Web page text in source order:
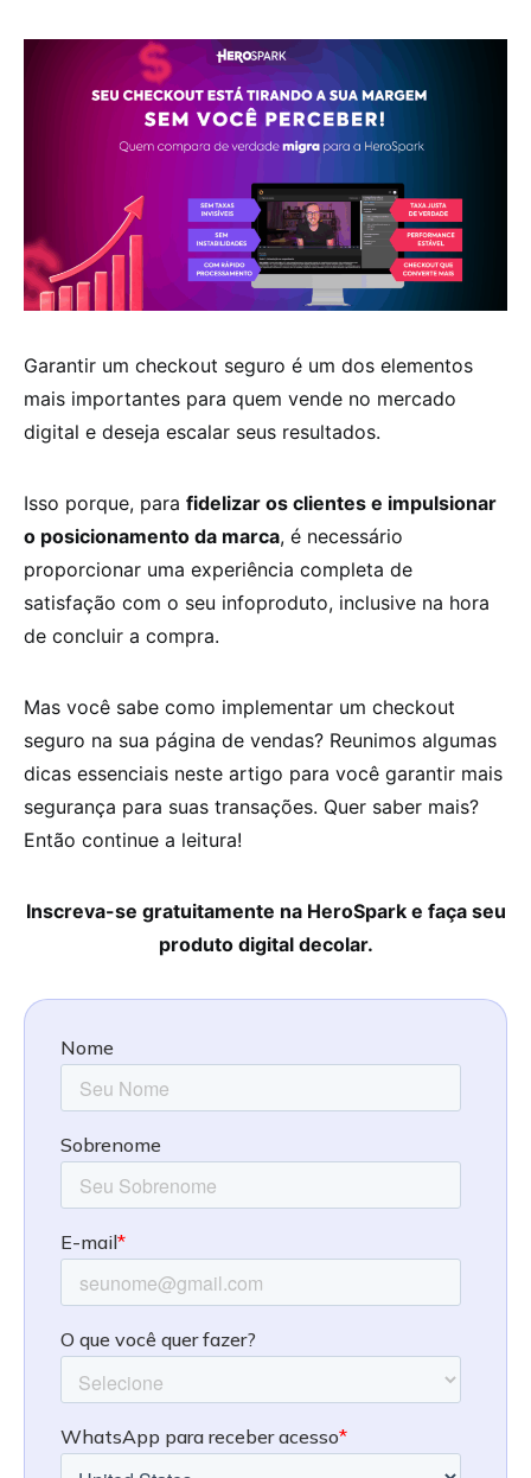
Garantir um checkout seguro é um dos elementos
mais importantes para quem vende no mercado
digital e deseja escalar seus resultados.
Isso porque, para fidelizar os clientes e impulsionar
o posicionamento da marca, é necessário
proporcionar uma experiência completa de
satisfação com o seu infoproduto, inclusive na hora
de concluir a compra.
Mas você sabe como implementar um checkout
seguro na sua página de vendas? Reunimos algumas
dicas essenciais neste artigo para você garantir mais
segurança para suas transações. Quer saber mais?
Então continue a leitura!
Inscreva-se gratuitamente na HeroSpark e faça seu
produto digital decolar.